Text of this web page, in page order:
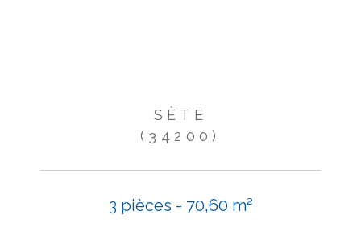
SÈTE
(34200)
3 pièces - 70,60 m²